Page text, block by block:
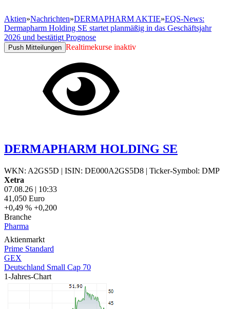
Aktien»Nachrichten»DERMAPHARM AKTIE»EQS-News:
Dermapharm Holding SE startet planmäßig in das Geschäftsjahr
2026 und bestätigt Prognose
Push Mitteilungen Realtimekurse inaktiv
DERMAPHARM HOLDING SE
WKN: A2GS5D | ISIN: DE000A2GS5D8 | Ticker-Symbol: DMP
Xetra
07.08.26 | 10:33
41,050 Euro
+0,49 % +0,200
Branche
Pharma
Aktienmarkt
Prime Standard
GEX
Deutschland Small Cap 70
1-Jahres-Chart